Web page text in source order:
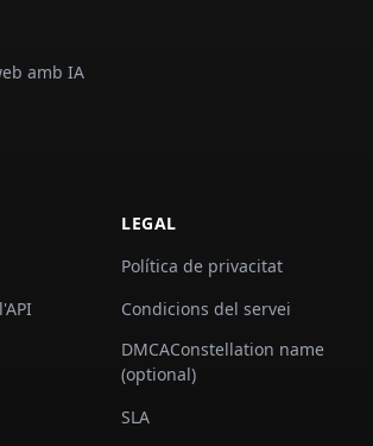
amb IA
LEGAL
Política de privacitat
Condicions del servei
DMCAConstellation name
(optional)
SLA